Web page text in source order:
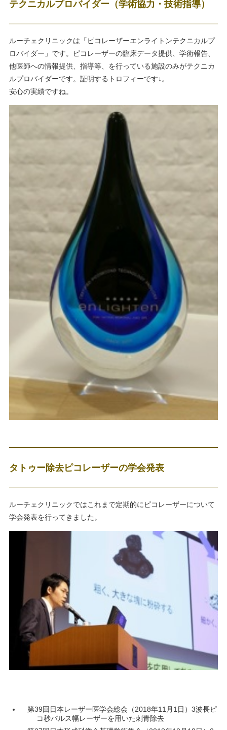
テクニカルプロバイダー（学術協力・技術指導）
ルーチェクリニックは「ピコレーザーエンライトンテクニカルプ
ロバイダー」です。ピコレーザーの臨床データ提供、学術報告、
他医師への情報提供、指導等、を行っている施設のみがテクニカ
ルプロバイダーです。証明するトロフィーです↓。
安心の実績ですね。
タトゥー除去ピコレーザーの学会発表
ルーチェクリニックではこれまで定期的にピコレーザーについて
学会発表を行ってきました。
第39回日本レーザー医学会総会（2018年11月1日）3波長ピ
コ秒パルス幅レーザーを用いた刺青除去